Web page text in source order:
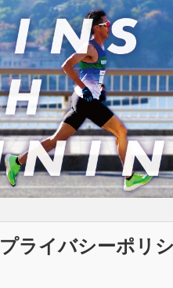
プライバシーポリ